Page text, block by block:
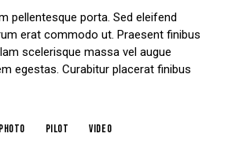
pellentesque porta. Sed eleifend
erat commodo ut. Praesent finibus
scelerisque massa vel augue
egestas. Curabitur placerat finibus
photo pilot video